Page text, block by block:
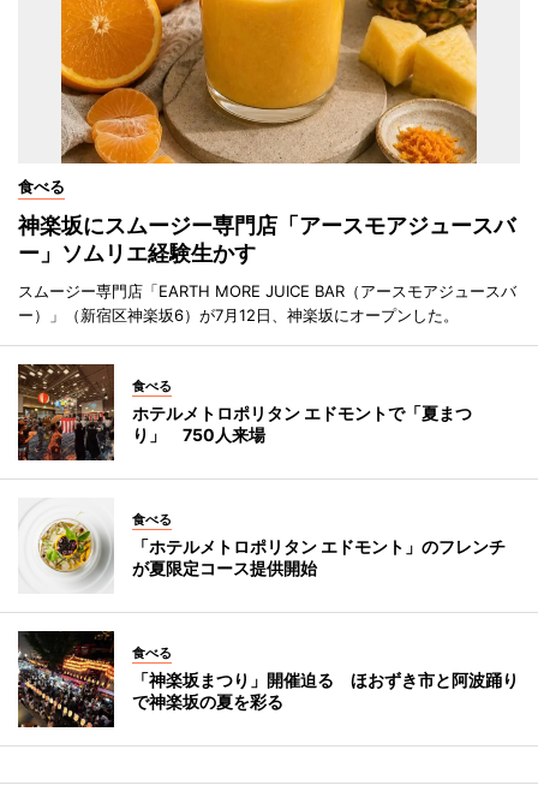
食べる
神楽坂にスムージー専門店「アースモアジュースバ
ー」ソムリエ経験生かす
スムージー専門店「EARTH MORE JUICE BAR（アースモアジュースバ
ー）」（新宿区神楽坂6）が7月12日、神楽坂にオープンした。
食べる
ホテルメトロポリタン エドモントで「夏まつ
り」 750人来場
食べる
「ホテルメトロポリタン エドモント」のフレンチ
が夏限定コース提供開始
食べる
「神楽坂まつり」開催迫る ほおずき市と阿波踊り
で神楽坂の夏を彩る